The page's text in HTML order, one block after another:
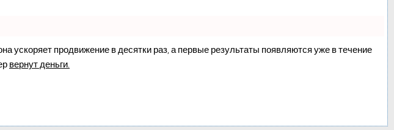
ускоряет продвижение в десятки раз, а первые результаты появляются уже в течение
вернут деньги.